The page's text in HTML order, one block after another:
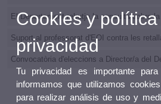
El Departament rebutja la consulta sobre
Suport al professorat d'EOI contra les
Convocatòria d'eleccions a Director/a del
Cookies y política
privacidad
Tu privacidad es importante
informamos que utilizamos
para realizar análisis de uso y